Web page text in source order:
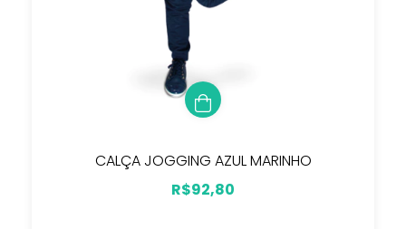
CALÇA JOGGING AZUL MARINHO
R$92,80